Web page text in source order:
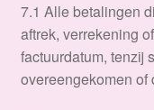
​7.1 Alle betalingen
aftrek, verrekening
factuurdatum, tenzij
overeengekomen of